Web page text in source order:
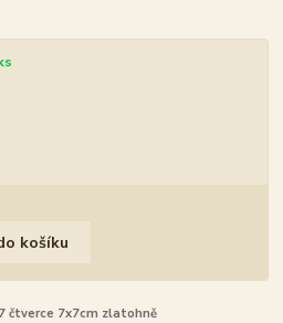
košíku
čtverce 7x7cm zlatohně